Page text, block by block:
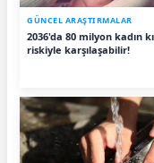
GÜNCEL ARAŞTIRMALAR
2036'da 80 milyon kadın
riskiyle karşılaşabilir!